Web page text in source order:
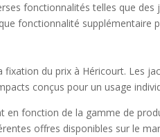
fonctionnalités telles que
fonctionnalité supplémentaire
du prix à Héricourt. Les
conçus pour un usage
en fonction de la gamme de
offres disponibles sur le